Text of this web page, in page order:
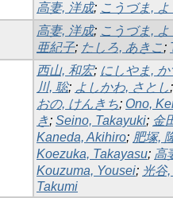
高妻, 洋成; こうづま,
高妻, 洋成; こうづま,
亜紀子; たしろ, あきこ;
西山, 和宏; にしやま, か
川, 聡; よしかわ, さとし;
おの, けんきち; Ono,
き; Seino, Takayuki; 金
Kaneda, Akihiro; 肥塚,
Koezuka, Takayasu; 高
Kouzuma, Yousei; 光谷
Takumi